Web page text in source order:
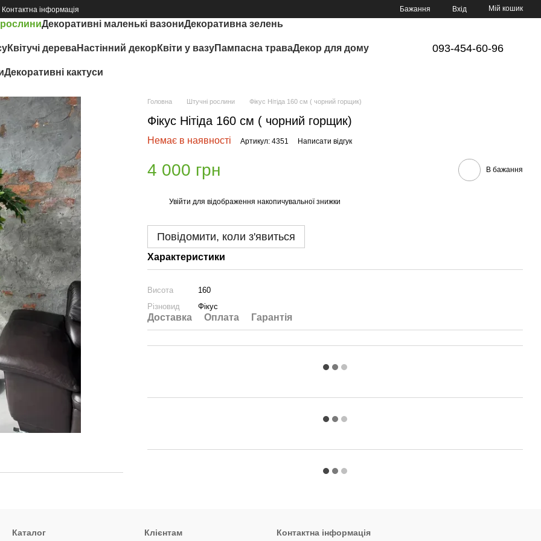
Контактна інформація Бажання Вхід Мій кошик
Декоративні маленькі вазониДекоративна зелень
Квітучі дереваНастінний декор Квіти у вазуПампасна траваДекор для дому
Декоративні кактуси
093-454-60-96
Головна Штучні рослини Фікус Нітіда 160 см ( чорний горщик)
Фікус Нітіда 160 см ( чорний горщик)
Немає в наявності Артикул: 4351 Написати відгук
4 000 грн В бажання
Увійти для відображення накопичувальної знижки
Повідомити, коли з'явиться
Характеристики
Висота
160
Різновид
Фікус
Доставка Оплата Гарантія
Каталог Клієнтам Контактна інформація